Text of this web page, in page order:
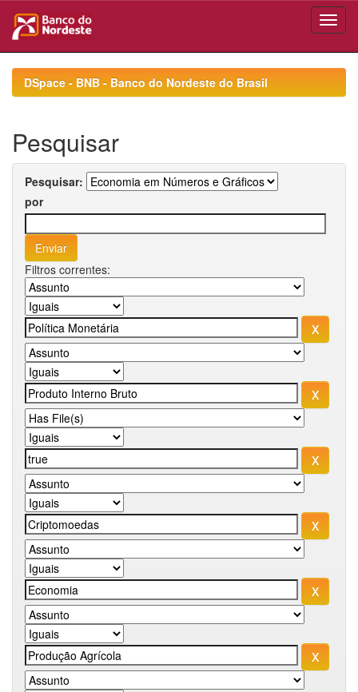
navigationDSpace - BNB - Banco do Nordeste do Brasil
Pesquisar
Pesquisar:
por
Filtros correntes: